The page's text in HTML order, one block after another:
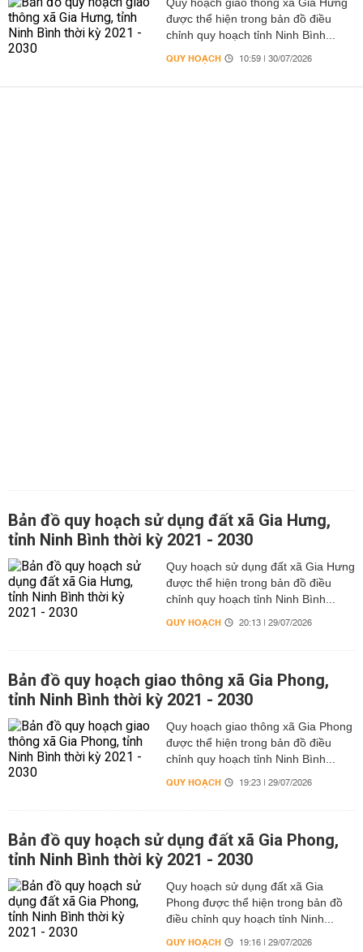
được thể hiện trong bản đồ điều
chỉnh quy hoạch tỉnh Ninh Bình...
QUY HOẠCH 10:59 | 30/07/2026
Bản đồ quy hoạch sử dụng đất xã Gia Hưng,
tỉnh Ninh Bình thời kỳ 2021 - 2030
Quy hoạch sử dụng đất xã Gia Hưng
được thể hiện trong bản đồ điều
chỉnh quy hoạch tỉnh Ninh Bình...
QUY HOẠCH 20:13 | 29/07/2026
Bản đồ quy hoạch giao thông xã Gia Phong,
tỉnh Ninh Bình thời kỳ 2021 - 2030
Quy hoạch giao thông xã Gia Phong
được thể hiện trong bản đồ điều
chỉnh quy hoạch tỉnh Ninh Bình...
QUY HOẠCH 19:23 | 29/07/2026
Bản đồ quy hoạch sử dụng đất xã Gia Phong,
tỉnh Ninh Bình thời kỳ 2021 - 2030
Quy hoạch sử dụng đất xã Gia
Phong được thể hiện trong bản đồ
điều chỉnh quy hoạch tỉnh Ninh...
QUY HOẠCH 19:16 | 29/07/2026